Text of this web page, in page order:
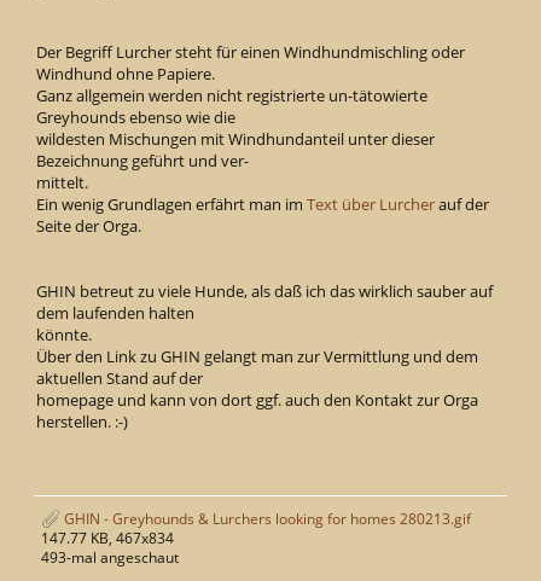
Der Begriff Lurcher steht für einen Windhundmischling oder
Windhund ohne Papiere.
Ganz allgemein werden nicht registrierte un-tätowierte
Greyhounds ebenso wie die
wildesten Mischungen mit Windhundanteil unter dieser
Bezeichnung geführt und ver-
mittelt.
Ein wenig Grundlagen erfährt man im Text über Lurcherauf der
Seite der Orga.
GHIN betreut zu viele Hunde, als daß ich das wirklich sauber auf
dem laufenden halten
könnte.
Über den Link zu GHIN gelangt man zur Vermittlung und dem
aktuellen Stand auf der
homepage und kann von dort ggf. auch den Kontakt zur Orga
herstellen. :-)
GHIN - Greyhounds & Lurchers looking for homes 280213.gif
147.77 KB, 467x834
493-mal angeschaut